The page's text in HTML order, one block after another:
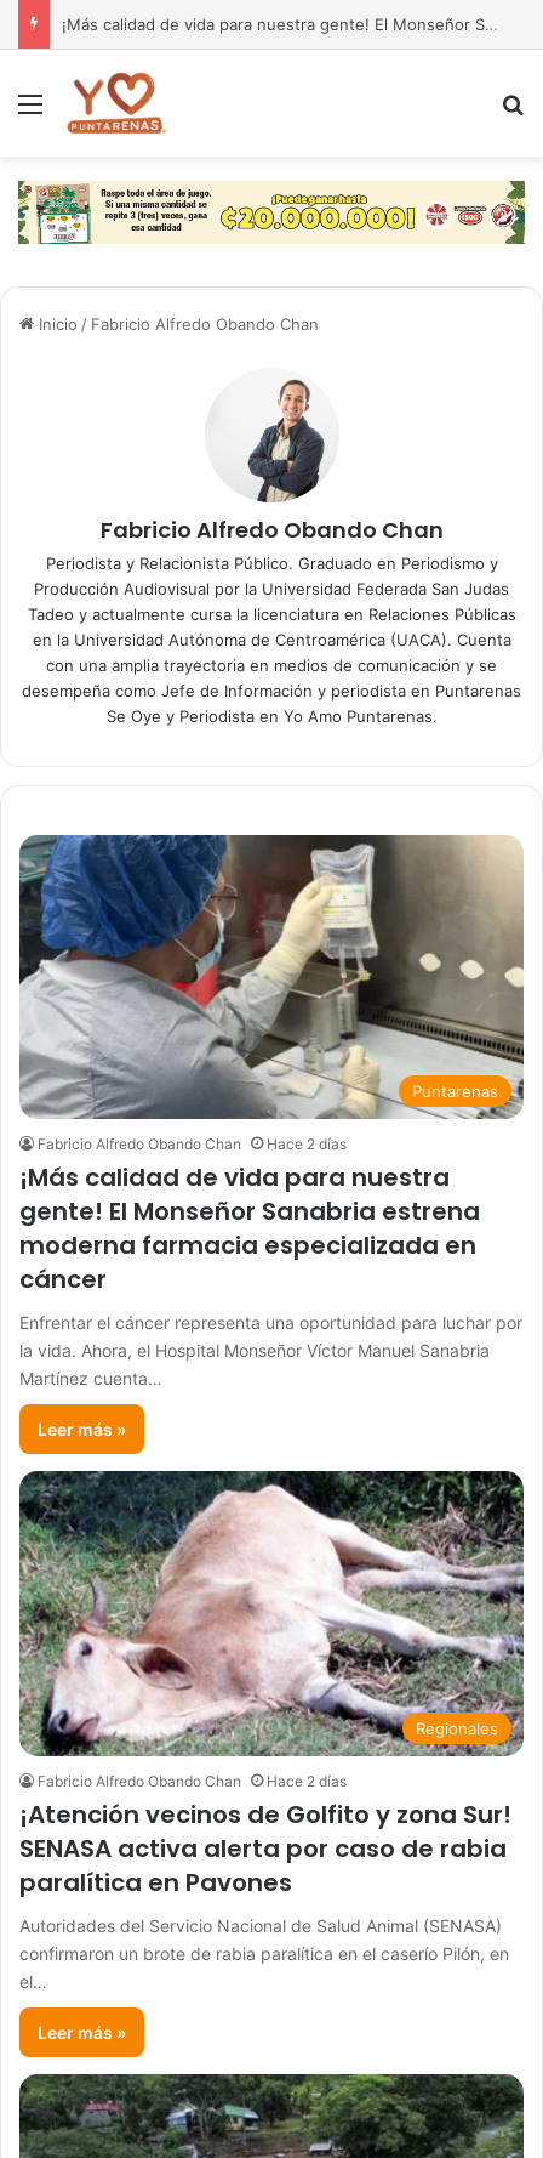
¡Atención vecinos de Golfito y zona Sur! SENASA activa alerta por caso de rabia paralítica en Pavones
Menú
Inicio / Fabricio Alfredo Obando Chan
Fabricio Alfredo Obando Chan
​Periodista y Relacionista Público. Graduado en Periodismo y
Producción Audiovisual por la Universidad Federada San Judas
Tadeo y actualmente cursa la licenciatura en Relaciones Públicas
en la Universidad Autónoma de Centroamérica (UACA). Cuenta
con una amplia trayectoria en medios de comunicación y se
desempeña como Jefe de Información y periodista en Puntarenas
Se Oye y Periodista en Yo Amo Puntarenas.
Puntarenas
Fabricio Alfredo Obando Chan Hace 2 días
¡Más calidad de vida para nuestra
gente! El Monseñor Sanabria estrena
moderna farmacia especializada en
cáncer
Enfrentar el cáncer representa una oportunidad para luchar por
la vida. Ahora, el Hospital Monseñor Víctor Manuel Sanabria
Martínez cuenta…
Leer más »
Regionales
Fabricio Alfredo Obando Chan Hace 2 días
¡Atención vecinos de Golfito y zona Sur!
SENASA activa alerta por caso de rabia
paralítica en Pavones
Autoridades del Servicio Nacional de Salud Animal (SENASA)
confirmaron un brote de rabia paralítica en el caserío Pilón, en
el…
Leer más »